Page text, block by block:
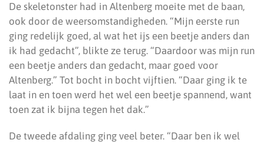
De skeletonster had in Altenberg moeite met de baan,
ook door de weersomstandigheden. “Mijn eerste run
ging redelijk goed, al wat het ijs een beetje anders dan
ik had gedacht”, blikte ze terug. “Daardoor was mijn run
een beetje anders dan gedacht, maar goed voor
Altenberg.” Tot bocht in bocht vijftien. “Daar ging ik te
laat in en toen werd het wel een beetje spannend, want
toen zat ik bijna tegen het dak.”
De tweede afdaling ging veel beter. “Daar ben ik wel